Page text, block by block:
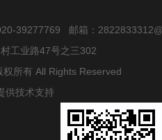
39277769 邮箱：
工业路47号之三302
所有 All Rights Reserved
供技术支持